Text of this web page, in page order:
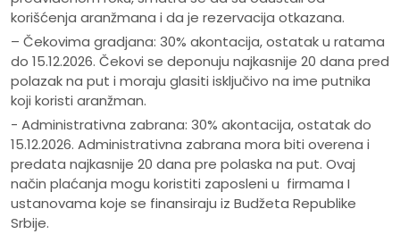
korišćenja aranžmana i da je rezervacija otkazana.
– Čekovima gradjana: 30% akontacija, ostatak u ratama
do 15.12.2026. Čekovi se deponuju najkasnije 20 dana pred
polazak na put i moraju glasiti isključivo na ime putnika
koji koristi aranžman.
- Administrativna zabrana: 30% akontacija, ostatak do
15.12.2026. Administrativna zabrana mora biti overena i
predata najkasnije 20 dana pre polaska na put. Ovaj
način plaćanja mogu koristiti zaposleni u firmama I
ustanovama koje se finansiraju iz Budžeta Republike
Srbije.